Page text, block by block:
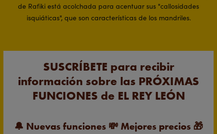
de Rafiki está acolchada para acentuar sus "callosidades
isquiáticas", que son características de los mandriles.
SUSCRÍBETE para recibir
información sobre las PRÓXIMAS
FUNCIONES de EL REY LEÓN
🔔 Nuevas funciones 💸 Mejores precios 🎁